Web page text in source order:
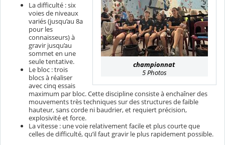
championnat
5 Photos
La difficulté : six
voies de niveaux
variés (jusqu’au 8a
pour les
connaisseurs) à
gravir jusqu’au
sommet en une
seule tentative.
Le bloc : trois
blocs à réaliser
avec cinq essais
maximum par bloc. Cette discipline consiste à enchaîner des
mouvements très techniques sur des structures de faible
hauteur, sans corde ni baudrier, et requiert précision,
explosivité et force.
La vitesse : une voie relativement facile et plus courte que
celles de difficulté, qu’il faut gravir le plus rapidement possible.